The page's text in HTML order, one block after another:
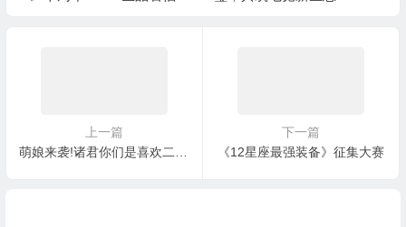
上一篇
下一篇
《12星座最强装备》征集大赛